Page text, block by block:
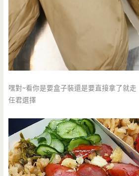
嘿對~看你是要盒子裝還是要直接拿了就走
任君選擇